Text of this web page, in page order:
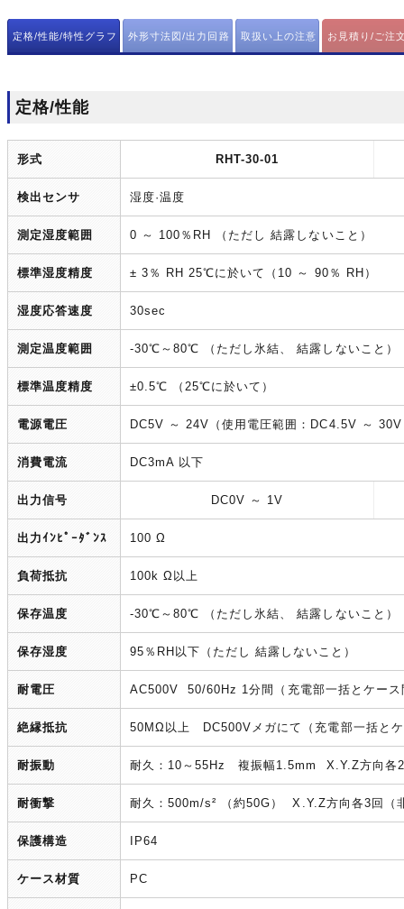
定格/性能/特性グラフ 外形寸法図/出力回路 取扱い上の注意 お見積り/ご注
定格/性能
形式 RHT-30-01
検出センサ 湿度·温度
測定湿度範囲 0 ～ 100％RH （ただし 結露しないこと）
標準湿度精度 ± 3％ RH 25℃に於いて（10 ～ 90％ RH）
湿度応答速度 30sec
測定温度範囲 -30℃～80℃ （ただし氷結、 結露しないこと）
標準温度精度 ±0.5℃ （25℃に於いて）
電源電圧 DC5V ～ 24V（使用電圧範囲：DC4.5V ～
消費電流 DC3mA 以下
出力信号 DC0V ～ 1V
出力ｲﾝﾋﾟｰﾀﾞﾝｽ 100 Ω
負荷抵抗 100k Ω以上
保存温度 -30℃～80℃ （ただし氷結、 結露しないこと）
保存湿度 95％RH以下（ただし 結露しないこと）
耐電圧 AC500V 50/60Hz 1分間（充電部一括とケース
絶縁抵抗 50MΩ以上 DC500Vメガにて（充電部一括と
耐振動 耐久：10～55Hz 複振幅1.5mm X.Y.Z方向各2
耐衝撃 耐久：500m/s² （約50G） X.Y.Z方向各3回（
保護構造 IP64
ケース材質 PC